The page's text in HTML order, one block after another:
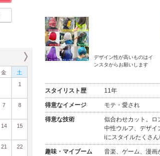
金
土
1
7 8
14 15
21 22
2026年9月
1
2 3 4 5
7 8 9 11 12
18 19
21 22 23 24 25 26
11
18
デザイン性が高いものはイ
ンスタからお願いします
スタイリスト歴 11年
得意なイメージ モテ・愛され
得意な技術
似合わせカット。ロ
中性ウルフ、デザイ
iにスタイルたくさ
趣味・マイブーム
音楽、ゲーム、漫画